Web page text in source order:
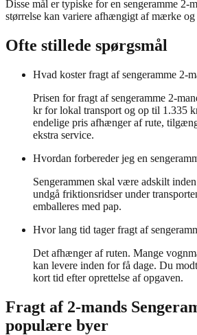
Disse mål er typiske for en sengeramme 2-
størrelse kan variere afhængigt af mærke og
Ofte stillede spørgsmål
Hvad koster fragt af sengeramme 2-
Prisen for fragt af sengeramme 2-
kr for lokal transport og op til 1.335
endelige pris afhænger af rute,
ekstra service.
Hvordan forbereder jeg en
Sengerammen skal være adskilt
undgå friktionsridser under
emballeres med pap.
Hvor lang tid tager fragt af
Det afhænger af ruten. Mange
kan levere inden for få dage. Du
kort tid efter oprettelse af opgaven.
Fragt af 2-mands
populære byer